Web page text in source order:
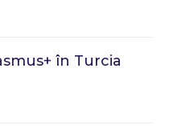
în Turcia